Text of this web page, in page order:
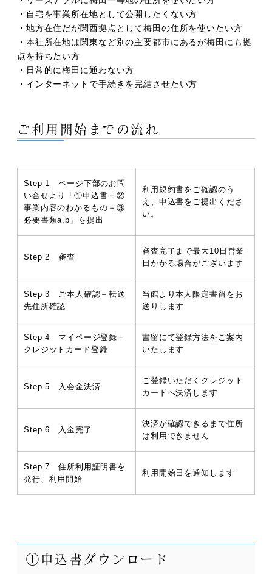
・自宅を事業所在地として公開したくない方
・地方在住だが関西拠点として梅田の住所を使いたい方
・本社所在地は関東など別の主要都市にあるが梅田にも拠
点を持ちたい方
・日常的に梅田に通わない方
・インターネットで手続きを完結させたい方
ご利用開始までの流れ
Step 1 ページ下部のお問
い合せより「①申込書＋②
事業内容のわかるもの＋③
必要書類a,b」を提出
利用規約書をご確認のう
え、申込書をご提出くださ
い。
Step 2 審査
審査完了まで最大10日営業
日かかる場合がございます
Step 3 ご本人確認＋転送
先住所確認
当館より本人限定書留をお
送りします
Step 4 マイページ登録＋
クレジットカード登録
書留にて登録方法をご案内
いたします
Step 5 入会金決済
ご登録いただくクレジット
カードへ決済します
Step 6 入金完了
決済が確認できるまで住所
は利用できません
Step 7 住所利用証明書を
発行、利用開始
利用開始日を通知します
①申込書ダウンロード